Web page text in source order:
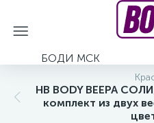
БОДИ МСК
HB BODY ВЕЕРА
комплект из двух